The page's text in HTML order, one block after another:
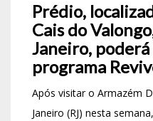
Prédio,
Cais do
Janeiro,
programa
Após visitar o Armazém
Janeiro (RJ) nesta